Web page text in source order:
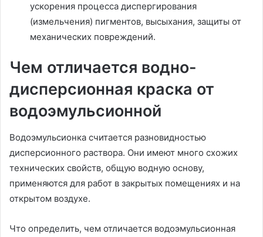
ускорения процесса диспергирования
(измельчения) пигментов, высыхания, защиты от
механических повреждений.
Чем отличается водно-
дисперсионная краска от
водоэмульсионной
Водоэмульсионка считается разновидностью
дисперсионного раствора. Они имеют много схожих
технических свойств, общую водную основу,
применяются для работ в закрытых помещениях и на
открытом воздухе.
Что определить, чем отличается водоэмульсионная